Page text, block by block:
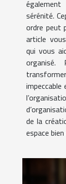
sérénité.
ordre peut
article
qui vous
organisé.
impeccable
de la
espace